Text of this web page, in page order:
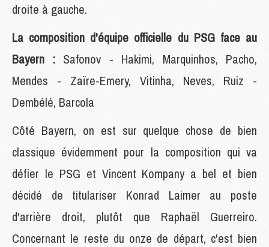
droite à gauche.
La composition d'équipe officielle du PSG face au
Bayern :Safonov - Hakimi, Marquinhos, Pacho,
Mendes - Zaïre-Emery, Vitinha, Neves, Ruiz -
Dembélé, Barcola
Côté Bayern, on est sur quelque chose de bien
classique évidemment pour la composition qui va
défier le PSG et Vincent Kompany a bel et bien
décidé de titulariser Konrad Laimer au poste
d'arrière droit, plutôt que Raphaël Guerreiro.
Concernant le reste du onze de départ, c'est bien